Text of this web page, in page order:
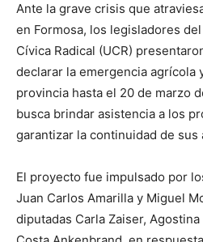
que
se
ve…
Ante la grave crisis que
en Formosa, los legisladores
Cívica Radical (UCR)
declarar la emergencia agrícola
provincia hasta el 20 de marzo
busca brindar asistencia a los
garantizar la continuidad de
El proyecto fue impulsado por
Juan Carlos Amarilla y Miguel
diputadas Carla Zaiser,